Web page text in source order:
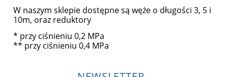
W naszym sklepie dostępne są węże o długości 3, 5 i
10m, oraz reduktory
* przy ciśnieniu 0,2 MPa
** przy ciśnieniu 0,4 MPa